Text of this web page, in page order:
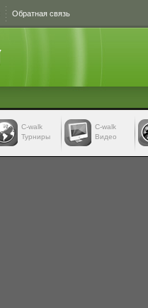
Обратная связь
С-walk
Турниры
С-walk
Видео